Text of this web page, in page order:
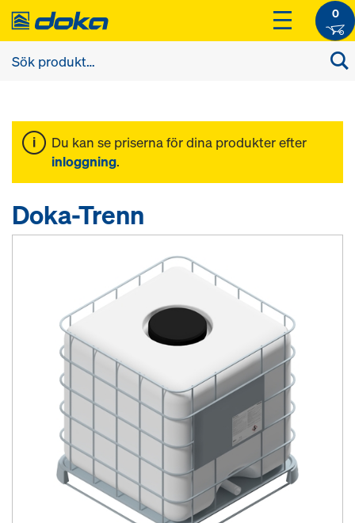
0
Du kan se priserna för dina produkter efter
inloggning.
Doka-Trenn